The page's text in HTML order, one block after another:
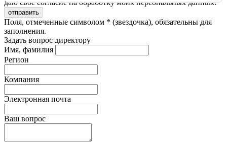
даю свое согласие на обработку моих персональных данных.
Поля, отмеченные символом * (звездочка), обязательны для
заполнения.
Задать вопрос директору
Имя, фамилия
Регион
Компания
Электронная почта
Ваш вопрос